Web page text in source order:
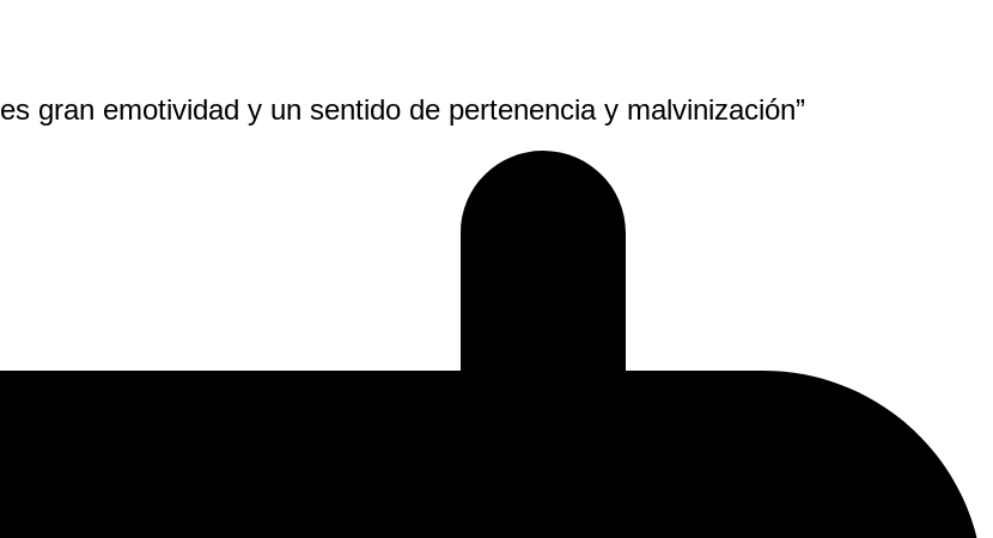
gran emotividad y un sentido de pertenencia y malvinización”